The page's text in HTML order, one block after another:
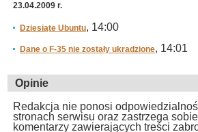
23.04.2009 r.
Dziesiąte Ubuntu, 14:00
Dane o F-35 nie zostały ukradzione, 14:01
Opinie
Redakcja nie ponosi
stronach serwisu oraz zastrzega
komentarzy zawierających treści